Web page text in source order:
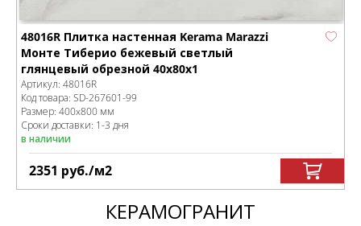
48016R Плитка настенная Kerama Marazzi
Монте Тиберио бежевый светлый
глянцевый обрезной 40x80x1
Артикул: 48016R
Код товара: SD-267601-99
Размер: 400x800 мм
Сроки доставки: 1-3 дня
в наличии
2351 руб./м2
КЕРАМОГРАНИТ